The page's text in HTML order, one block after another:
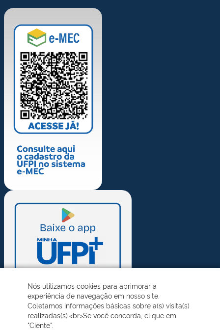
Nós utilizamos cookies para aprimorar a
experiência de navegação em nosso site.
Coletamos informações básicas sobre a(s) visita(s)
realizadas(s).<br>Se você concorda, clique em
"Ciente".